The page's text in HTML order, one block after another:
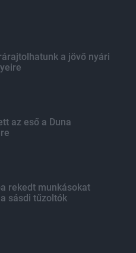
a jövő nyári
az eső a Duna
rekedt munkásokat
sásdi tűzoltók